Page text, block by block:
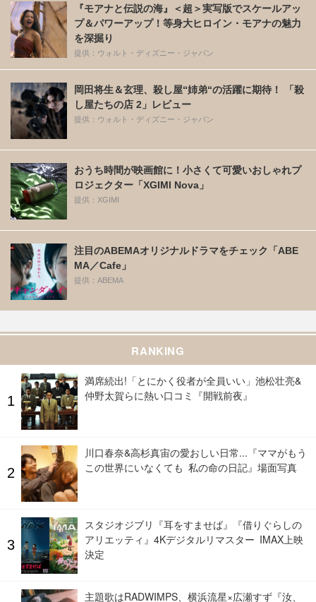
『モアナと伝説の海』＜超＞実写版でスケールアッ
プ＆パワーアップ！等身大ヒロイン・モアナの魅力
を深掘り
提供：ウォルト・ディズニー・ジャパン
岡田将生＆玄理、殺し屋“姉弟“の活躍に期待！ 「殺
し屋たちの店 2」レビュー
提供：ウォルト・ディズニー・ジャパン
おうち時間が映画館に！小さくて可愛いおしゃれプ
ロジェクター「XGIMI Nova」
提供：XGIMI
注目のABEMAオリジナルドラマをチェック「ABE
MA／Cafe」
提供：ABEMA
RANKING
満席続出!「とにかく役者が全員いい」池松壮亮&
仲野太賀らに熱い口コミ『開戦前夜』
川口春奈&高杉真宙の愛おしい日常...『ママがもう
この世界にいなくても 私の命の日記』場面写真
スタジオジブリ『耳をすませば』『借りぐらしの
アリエッティ』4Kデジタルリマスター IMAX上映
決定
主題歌はRADWIMPS、横浜流星×広瀬すず『汝、